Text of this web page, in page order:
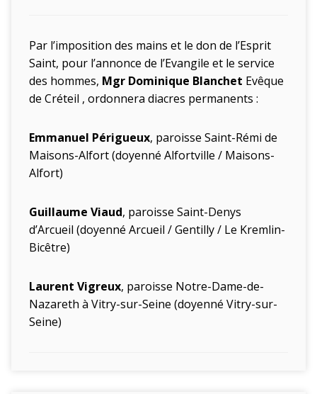
Par l’imposition des mains et le don de l’Esprit
Saint, pour l’annonce de l’Evangile et le service
des hommes, Mgr Dominique Blanchet Evêque
de Créteil , ordonnera diacres permanents :
Emmanuel Périgueux, paroisse Saint-Rémi de
Maisons-Alfort(doyenné Alfortville / Maisons-
Alfort)
Guillaume Viaud, paroisse Saint-Denys
d’Arcueil (doyenné Arcueil / Gentilly / Le Kremlin-
Bicêtre)
Laurent Vigreux, paroisse Notre-Dame-de-
Nazareth à Vitry-sur-Seine (doyenné Vitry-sur-
Seine)